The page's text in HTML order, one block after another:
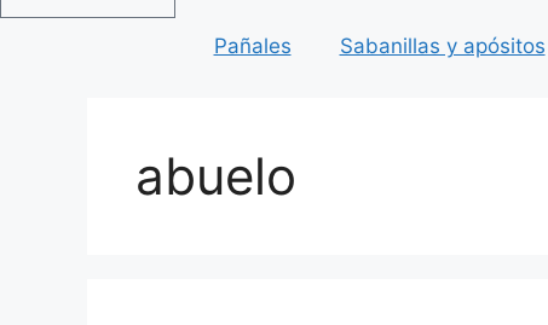
Pañales Sabanillas y apósitos
abuelo